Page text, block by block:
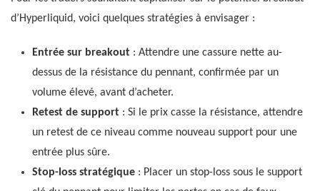
d’Hyperliquid, voici quelques stratégies à envisager :
Entrée sur breakout : Attendre une cassure nette au-
dessus de la résistance du pennant, confirmée par un
volume élevé, avant d’acheter.
Retest de support : Si le prix casse la résistance, attendre
un retest de ce niveau comme nouveau support pour une
entrée plus sûre.
Stop-loss stratégique : Placer un stop-loss sous le support